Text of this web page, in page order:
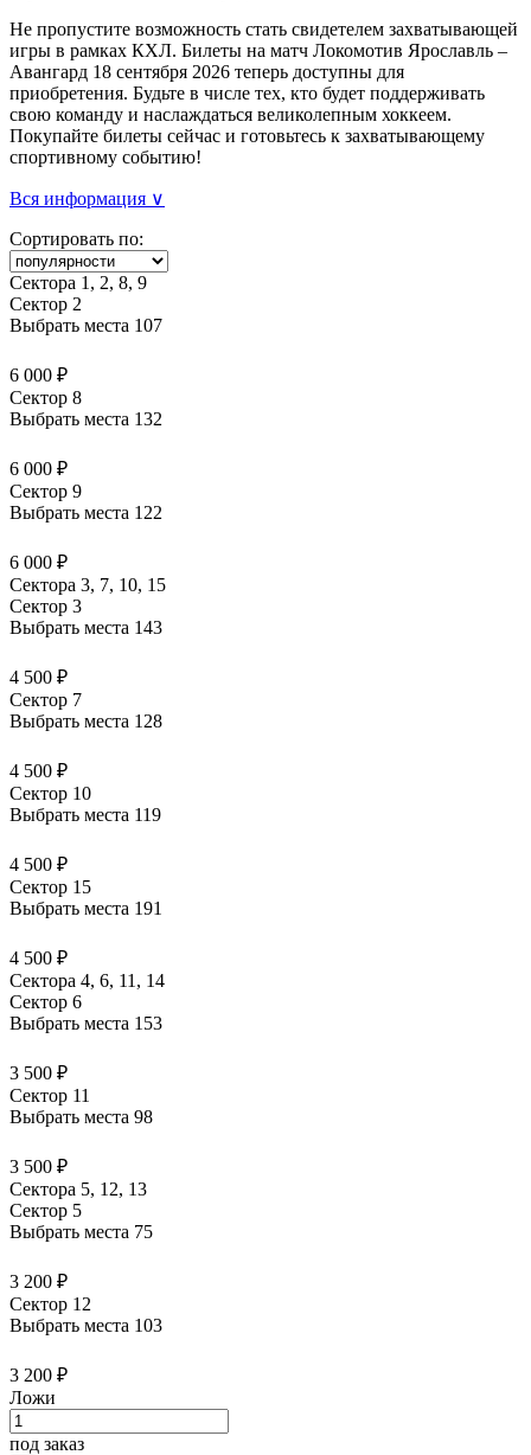
Не пропустите возможность стать свидетелем захватывающей
игры в рамках КХЛ. Билеты на матч Локомотив Ярославль –
Авангард 18 сентября 2026 теперь доступны для
приобретения. Будьте в числе тех, кто будет поддерживать
свою команду и наслаждаться великолепным хоккеем.
Покупайте билеты сейчас и готовьтесь к захватывающему
спортивному событию!
Вся информация ∨
Сортировать по:
Сектора 1, 2, 8, 9
Сектор 2
Выбрать места 107
6 000 ₽
Сектор 8
Выбрать места 132
6 000 ₽
Сектор 9
Выбрать места 122
6 000 ₽
Сектора 3, 7, 10, 15
Сектор 3
Выбрать места 143
4 500 ₽
Сектор 7
Выбрать места 128
4 500 ₽
Сектор 10
Выбрать места 119
4 500 ₽
Сектор 15
Выбрать места 191
4 500 ₽
Сектора 4, 6, 11, 14
Сектор 6
Выбрать места 153
3 500 ₽
Сектор 11
Выбрать места 98
3 500 ₽
Сектора 5, 12, 13
Сектор 5
Выбрать места 75
3 200 ₽
Сектор 12
Выбрать места 103
3 200 ₽
Ложи
под заказ